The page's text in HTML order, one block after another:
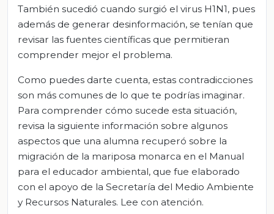
También sucedió cuando surgió el virus H1N1, pues
además de generar desinformación, se tenían que
revisar las fuentes científicas que permitieran
comprender mejor el problema.
Como puedes darte cuenta, estas contradicciones
son más comunes de lo que te podrías imaginar.
Para comprender cómo sucede esta situación,
revisa la siguiente información sobre algunos
aspectos que una alumna recuperó sobre la
migración de la mariposa monarca en el Manual
para el educador ambiental, que fue elaborado
con el apoyo de la Secretaría del Medio Ambiente
y Recursos Naturales. Lee con atención.